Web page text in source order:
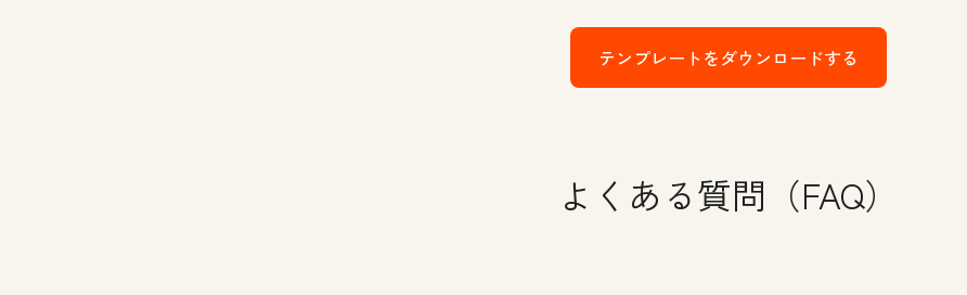
テンプレートをダウンロードする
よくある質問（FAQ）